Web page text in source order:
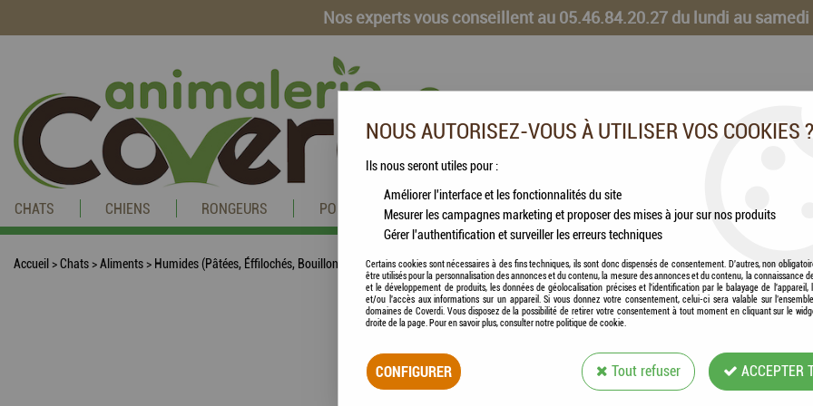
Nos experts vous conseillent au 05.46.84.20.27 du lundi au samedi
CHATS CHIENS RONGEURS POISSONS CHEVAUX VOLAILLES ANIMAUX DE LA FERME
Accueil >Chats>Aliments> Humides (Pâtées, Éffilochés, Bouillons, ...) >BAB'IN® - Sachet de Terrine Chat Stérilisé Poisson
BAB'IN® -
POISSON
NOUS AUTORISEZ-VOUS À UTILISER VOS COOKIES ?
Ils nous seront utiles pour :
Améliorer l'interface et les fonctionnalités du site
Mesurer les campagnes marketing et proposer des mises à jour sur nos produits
Gérer l'authentification et surveiller les erreurs techniques
Certains cookies sont nécessaires à des fins techniques, ils sont donc dispensés de consentement. D'autres, non
être utilisés pour la personnalisation des annonces et du contenu, la mesure des annonces et du contenu, la connaissance
et le développement de produits, les données de géolocalisation précises et l'identification par le balayage de l'appareil,
et/ou l'accès aux informations sur un appareil. Si vous donnez votre consentement, celui-ci sera valable sur
domaines de Coverdi. Vous disposez de la possibilité de retirer votre consentement à tout moment en cliquant sur le
droite de la page. Pour en savoir plus, consulter notre politique de cookie.
CONFIGURER Tout refuser ACCEPTER